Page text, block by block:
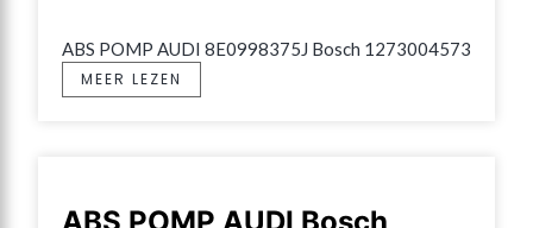
ABS POMP AUDI 8E0998375J Bosch 1273004573
MEER LEZEN